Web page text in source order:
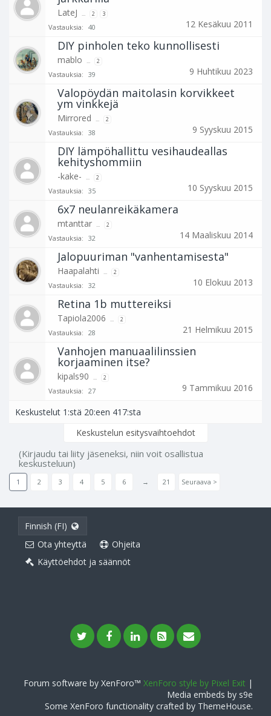
LateJ ... 2 3
Vastauksia: 40 12 Kesäkuu 2011
DIY pinholen teko kunnollisesti
mablo ... 2
Vastauksia: 39 9 Huhtikuu 2023
Valopöydän maitolasin korvikkeet
ym vinkkejä
Mirrored ... 2
Vastauksia: 38 9 Syyskuu 2015
DIY lämpöhallittu vesihaudeallas
kehityshommiin
-kake- ... 2
Vastauksia: 35 10 Syyskuu 2015
6x7 neulanreikäkamera
mtanttar ... 2
Vastauksia: 32 14 Maaliskuu 2014
Jalopuuriman "vanhentamisesta"
Haapalahti ... 2
Vastauksia: 32 10 Elokuu 2013
Retina 1b muttereiksi
Tapiola2006 ... 2
Vastauksia: 28 21 Helmikuu 2015
Vanhojen manuaalilinssien
korjaaminen itse?
kipals90 ... 2
Vastauksia: 27 9 Tammikuu 2016
Keskustelut 1:stä 20:een 417:sta
Keskustelun esitysvaihtoehdot
(Kirjaudu tai liity jäseneksi, niin voit osallistua
keskusteluun)
1 2 3 4 5 6 → 21 Seuraava >
Finnish (FI)
Ota yhteyttä
Ohjeita
Käyttöehdot ja säännöt
Forum software by XenForo™ XenForo style by Pixel Exit |
Media embeds by s9e
Some XenForo functionality crafted by ThemeHouse.